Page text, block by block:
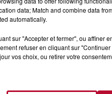
data; Match and combine data
automatically.
sur "Accepter et fermer", ou affiner
refuser en cliquant sur
vos choix, ou retirer votre